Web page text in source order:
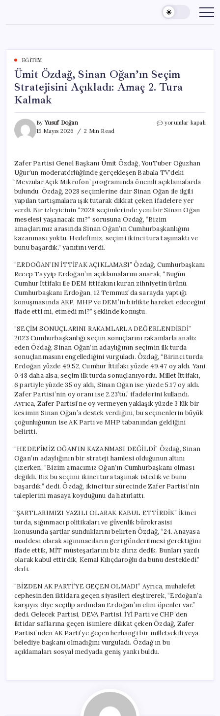
content
EĞITIM
Ümit Özdağ, Sinan Oğan’ın Seçim
Stratejisini Açıkladı: Amaç 2. Tura
Kalmak
ByYusuf Doğan
15 Mayıs 2026
2 Min Read
Ümit
Stratejisini
Açıkladı:
Amaç
2.
Tura
için
yorumlar kapalı
Zafer Partisi Genel Başkanı Ümit Özdağ, YouTuber Oğuzhan
Uğur’un moderatörlüğünde gerçekleşen Babala TV’deki
‘Mevzular Açık Mikrofon’ programında önemli açıklamalarda
bulundu. Özdağ, 2028 seçimlerine dair Sinan Oğan ile ilgili
yapılan tartışmalara ışık tutarak dikkat çeken ifadelere yer
verdi. Bir izleyicinin “2028 seçimlerinde yeni bir Sinan Oğan
meselesi yaşanacak mı?” sorusuna Özdağ, “Bizim
amaçlarımız arasında Sinan Oğan’ın Cumhurbaşkanlığını
kazanması yoktu. Hedefimiz, seçimi ikinci tura taşımaktı ve
bunu başardık.” yanıtını verdi.
“ERDOĞAN’IN İTTİFAK AÇIKLAMASI” Özdağ, Cumhurbaşkanı
Recep Tayyip Erdoğan’ın açıklamalarını anarak, “Bugün
Cumhur İttifakı ile DEM ittifakını kuran zihniyetin ürünü.
Cumhurbaşkanı Erdoğan, 12 Temmuz’da sarayda yaptığı
konuşmasında AKP, MHP ve DEM’in birlikte hareket edeceğini
ifade etti mi, etmedi mi?” şeklinde konuştu.
“SEÇİM SONUÇLARINI RAKAMLARLA DEĞERLENDİRDİ”
2023 Cumhurbaşkanlığı seçim sonuçlarını rakamlarla analiz
eden Özdağ, Sinan Oğan’ın adaylığının seçimin ilk turda
sonuçlanmasını engellediğini vurguladı. Özdağ, “Birinci turda
Erdoğan yüzde 49.52, Cumhur İttifakı yüzde 49.47 oy aldı. Yani
0.48 daha alsa, seçim ilk turda sonuçlanıyordu. Millet İttifakı,
6 partiyle yüzde 35 oy aldı, Sinan Oğan ise yüzde 5.17 oy aldı.
Zafer Partisi’nin oy oranı ise 2.23’tü.” ifadelerini kullandı.
Ayrıca, Zafer Partisi’ne oy vermeyen yaklaşık yüzde 3’lük bir
kesimin Sinan Oğan’a destek verdiğini, bu seçmenlerin büyük
çoğunluğunun ise AK Parti ve MHP tabanından geldiğini
belirtti.
“HEDEFİMİZ OĞAN’IN KAZANMASI DEĞİLDİ” Özdağ, Sinan
Oğan’ın adaylığının bir strateji hamlesi olduğunun altını
çizerken, “Bizim amacımız Oğan’ın Cumhurbaşkanı olması
değildi. Biz bu seçimi ikinci tura taşımak istedik ve bunu
başardık.” dedi. Özdağ, ikinci tur sürecinde Zafer Partisi’nin
taleplerini masaya koyduğunu da hatırlattı.
“ŞARTLARIMIZI YAZILI OLARAK KABUL ETTİRDİK” İkinci
turda, sığınmacı politikaları ve güvenlik bürokrasisi
konusunda şartlar sunduklarını belirten Özdağ, “24. Anayasa
maddesi olarak sığınmacıların geri gönderilmesi gerektiğini
ifade ettik, MİT müsteşarlarını biz alırız dedik. Bunları yazılı
olarak kabul ettirdik, Kemal Kılıçdaroğlu da bunu destekledi.”
dedi.
“BİZDEN AK PARTİ’YE GEÇEN OLMADI” Ayrıca, muhalefet
cephesinden iktidara geçen siyasileri eleştirerek, “Erdoğan’a
karşıyız diye seçilip ardından Erdoğan’ın elini öpenler var.”
dedi. Gelecek Partisi, DEVA Partisi, İYİ Parti ve CHP’den
iktidar saflarına geçen isimlere dikkat çeken Özdağ, Zafer
Partisi’nden AK Parti’ye geçen herhangi bir milletvekili veya
belediye başkanı olmadığını vurguladı. Özdağ’ın bu
açıklamaları sosyal medyada geniş yankı buldu.